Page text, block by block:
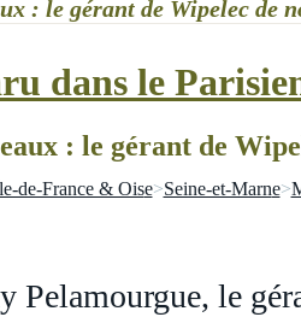
: le gérant de Wipelec de
dans le
: le gérant de
de-France & Oise>Seine-et-Marne>
Pelamourgue, le